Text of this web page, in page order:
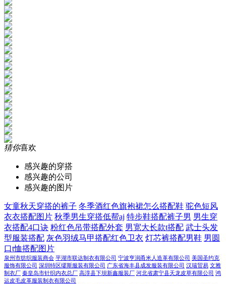
猜你喜欢
感兴趣的穿搭
感兴趣的公司
感兴趣的图片
女童秋天穿搭的裤子 冬季酒红色旗袍裙怎么搭配鞋 驼色短风
衣衣搭配图片 秋季男生穿搭低帮aj 特步鞋搭配裤子男 男生穿
衣搭配4口诀 粉红色吊带搭配外套 男宽大长款t搭配 武士头发
型服装搭配 灰色羽绒马甲搭配红色卫衣 灯芯裤搭配男鞋 男圆
口t恤搭配图片
泉州市纺织服装商会 平湖市联达制衣有限公司 宁波亨润甬米人造革有限公司 美国圣约克
服饰有限公司 深圳特区缪斯服装有限公司 广东省海丰县成发服装有限公司 汉瑞贸易 文雅
制衣厂 秦皇岛市针织内衣总厂 高淳县下坝新鑫服装厂 河北省肃宁县天龙皮草有限公司 鸿
运皮毛皮革服装制衣有限公司